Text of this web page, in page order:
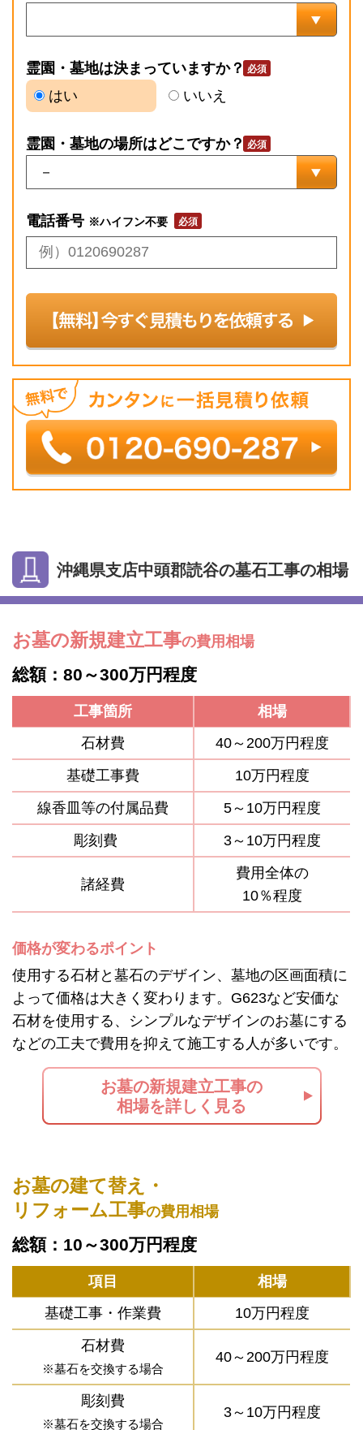
霊園・墓地は決まっていますか？
はい
いいえ
霊園・墓地の場所はどこですか？
電話番号 ※ハイフン不要
沖縄県支店中頭郡読谷の墓石工事の相場
お墓の新規建立工事の費用相場
総額：80～300万円程度
工事箇所
相場
石材費
40～200万円程度
基礎工事費
10万円程度
線香皿等の付属品費
5～10万円程度
彫刻費
3～10万円程度
諸経費
費用全体の
10％程度
価格が変わるポイント
使用する石材と墓石のデザイン、墓地の区画面積に
よって価格は大きく変わります。G623など安価な
石材を使用する、シンプルなデザインのお墓にする
などの工夫で費用を抑えて施工する人が多いです。
お墓の新規建立工事の
相場を詳しく見る
お墓の建て替え・
リフォーム工事の費用相場
総額：10～300万円程度
項目
相場
基礎工事・作業費
10万円程度
石材費
※墓石を交換する場合
40～200万円程度
彫刻費
※墓石を交換する場合
3～10万円程度